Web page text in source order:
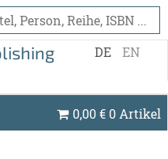
DE EN
0,00€ 0 Artikel